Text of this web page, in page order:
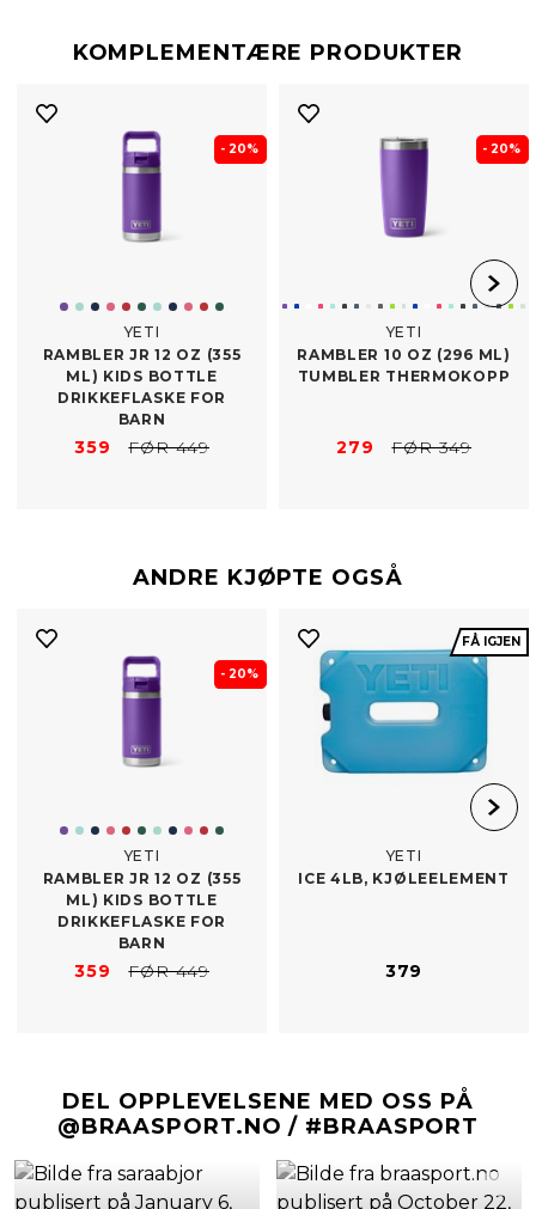
KOMPLEMENTÆRE PRODUKTER
- 20%
YETI
RAMBLER JR 12 OZ (355
ML) KIDS BOTTLE
DRIKKEFLASKE FOR
BARN
359 FØR 449
- 20%
YETI
RAMBLER 10 OZ (296 ML)
TUMBLER THERMOKOPP
279 FØR 349
ANDRE KJØPTE OGSÅ
- 20%
YETI
RAMBLER JR 12 OZ (355
ML) KIDS BOTTLE
DRIKKEFLASKE FOR
BARN
359 FØR 449
FÅ IGJEN
YETI
ICE 4LB, KJØLEELEMENT
379
DEL OPPLEVELSENE MED OSS PÅ
@BRAASPORT.NO / #BRAASPORT